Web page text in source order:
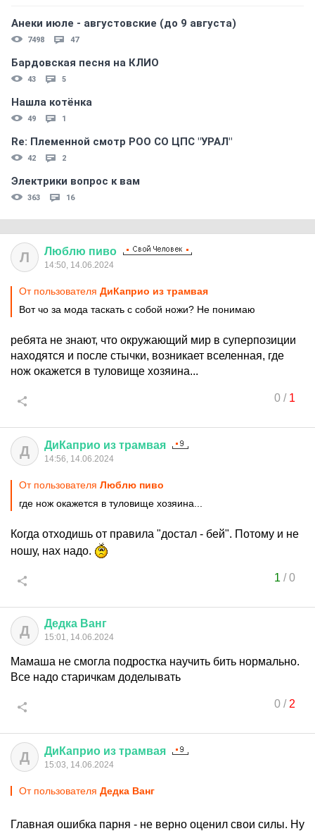
Анеки июле - августовские (до 9 августа)
7498 47
Бардовская песня на КЛИО
43 5
Нашла котёнка
49 1
Re: Племеннoй смoтр РOO CO ЦПС "УРАЛ"
42 2
Электрики вопрос к вам
363 16
Л Люблю пиво
14:50, 14.06.2024
От пользователя ДиКаприо из трамвая
Вот чо за мода таскать с собой ножи? Не понимаю
ребята не знают, что окружающий мир в суперпозиции
находятся и после стычки, возникает вселенная, где
нож окажется в туловище хозяина...
0/ 1
Д ДиКаприо из трамвая
14:56, 14.06.2024
От пользователя Люблю пиво
где нож окажется в туловище хозяина...
Когда отходишь от правила "достал - бей". Потому и не
ношу, нах надо.
1 /0
Д Дедка Ванг
15:01, 14.06.2024
Мамаша не смогла подростка научить бить нормально.
Все надо старичкам доделывать
0/ 2
Д ДиКаприо из трамвая
15:03, 14.06.2024
От пользователя Дедка Ванг
Главная ошибка парня - не верно оценил свои силы. Ну